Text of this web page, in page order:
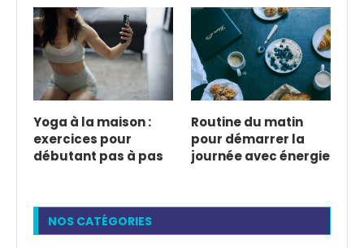
Yoga à la maison :
exercices pour
débutant pas à pas
Routine du matin
pour démarrer la
journée avec énergie
NOS CATÉGORIES